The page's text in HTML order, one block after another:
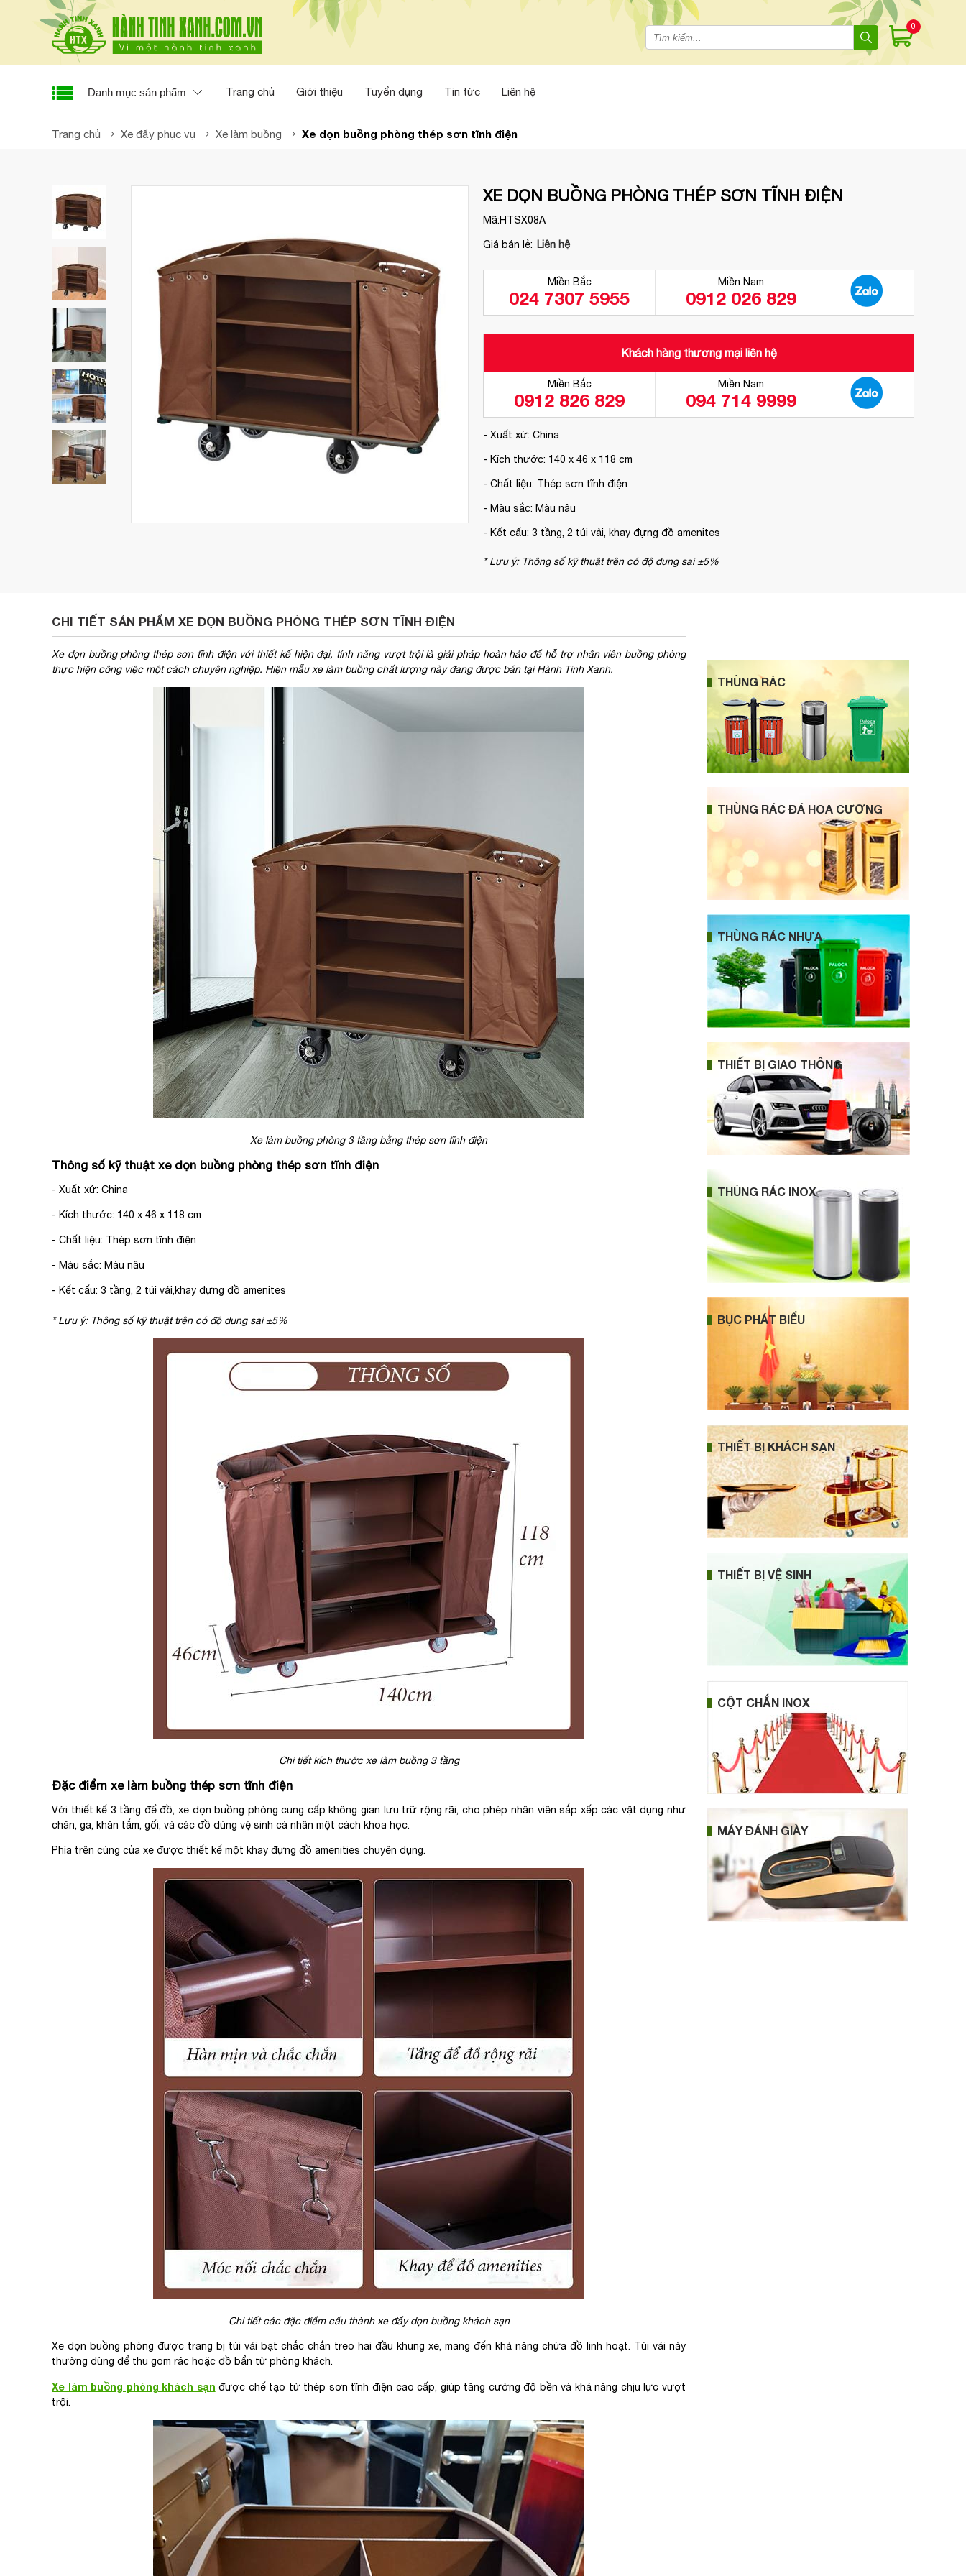
0
Danh mục sản phẩm Trang chủ Giới thiệu Tuyển dụng Tin tức Liên hệ
Trang chủ Xe đẩy phục vụ Xe làm buồng Xe dọn buồng phòng thép sơn tĩnh điện
XE DỌN BUỒNG PHÒNG THÉP SƠN TĨNH ĐIỆN
Mã:HTSX08A
Giá bán lẻ: Liên hệ
Miền Bắc
024 7307 5955
Miền Nam
0912 026 829
Khách hàng thương mại liên hệ
Miền Bắc
0912 826 829
Miền Nam
094 714 9999
- Xuất xứ: China
- Kích thước: 140 x 46 x 118 cm
- Chất liệu: Thép sơn tĩnh điện
- Màu sắc: Màu nâu
- Kết cấu: 3 tầng, 2 túi vải, khay đựng đồ amenites
* Lưu ý: Thông số kỹ thuật trên có độ dung sai ±5%
CHI TIẾT SẢN PHẨM XE DỌN BUỒNG PHÒNG THÉP SƠN TĨNH ĐIỆN
Xe dọn buồng phòng thép sơn tĩnh điện với thiết kế hiện đại, tính năng vượt trội là giải pháp hoàn hảo để hỗ trợ nhân viên buồng phòng
thực hiện công việc một cách chuyên nghiệp. Hiện mẫu xe làm buồng chất lượng này đang được bán tại Hành Tinh Xanh.
Xe làm buồng phòng 3 tầng bằng thép sơn tĩnh điện
Thông số kỹ thuật xe dọn buồng phòng thép sơn tĩnh điện
- Xuất xứ: China
- Kích thước: 140 x 46 x 118 cm
- Chất liệu: Thép sơn tĩnh điện
- Màu sắc: Màu nâu
- Kết cấu: 3 tầng, 2 túi vải,khay đựng đồ amenites
* Lưu ý: Thông số kỹ thuật trên có độ dung sai ±5%
Chi tiết kích thước xe làm buồng 3 tầng
Đặc điểm xe làm buồng thép sơn tĩnh điện
Với thiết kế 3 tầng để đồ, xe dọn buồng phòng cung cấp không gian lưu trữ rộng rãi, cho phép nhân viên sắp xếp các vật dụng như
chăn, ga, khăn tắm, gối, và các đồ dùng vệ sinh cá nhân một cách khoa học.
Phía trên cùng của xe được thiết kế một khay đựng đồ amenities chuyên dụng.
Chi tiết các đặc điểm cấu thành xe đẩy dọn buồng khách sạn
Xe dọn buồng phòng được trang bị túi vải bạt chắc chắn treo hai đầu khung xe, mang đến khả năng chứa đồ linh hoạt. Túi vải này
thường dùng để thu gom rác hoặc đồ bẩn từ phòng khách.
Xe làm buồng phòng khách sạn được chế tạo từ thép sơn tĩnh điện cao cấp, giúp tăng cường độ bền và khả năng chịu lực vượt
trội.
THÙNG RÁC
THÙNG RÁC ĐÁ HOA CƯƠNG
THÙNG RÁC NHỰA
THIẾT BỊ GIAO THÔNG
THÙNG RÁC INOX
BỤC PHÁT BIỂU
THIẾT BỊ KHÁCH SẠN
THIẾT BỊ VỆ SINH
CỘT CHẮN INOX
MÁY ĐÁNH GIÀY